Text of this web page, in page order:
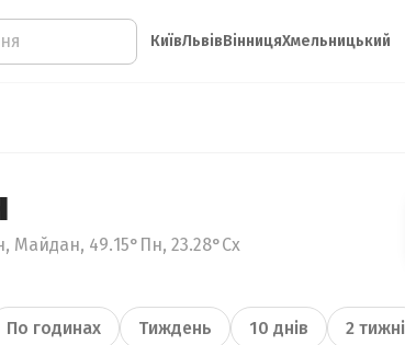
КиївЛьвівВінницяХмельницький
Майдан, 49.15°Пн, 23.28°Сх
По годинах Тиждень 10 днів 2 тижні